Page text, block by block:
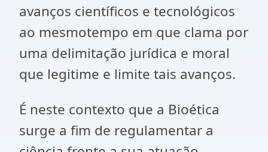
avanços científicos e tecnológicos
ao mesmotempo em que clama por
uma delimitação jurídica e moral
que legitime e limite tais avanços.
É neste contexto que a Bioética
surge a fim de regulamentar a